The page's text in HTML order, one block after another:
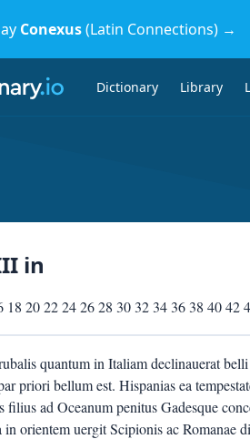
Conexus(Latin Connections) →
Dictionary Library
in
18 20 22 24 26 28 30 32 34 36 38 40 42
quantum in Italiam declinauerat
priori bellum est. Hispanias ea
filius ad Oceanum penitus Gadesque
in orientem uergit Scipionis ac Romanae